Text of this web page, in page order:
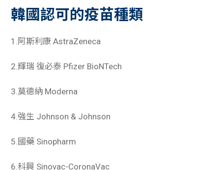
韓國認可的疫苗種類
1.阿斯利康 AstraZeneca
2.輝瑞 復必泰 Pfizer BioNTech
3.莫德納 Moderna
4.強生 Johnson & Johnson
5.國藥 Sinopharm
6.科興 Sinovac-CoronaVac